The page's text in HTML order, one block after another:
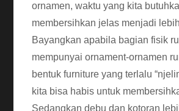
ornamen, waktu yang kita
membersihkan jelas menjadi
Bayangkan apabila bagian fisik
mempunyai ornament-ornamen
bentuk furniture yang terlalu
kita bisa habis untuk
Sedangkan debu dan kotoran